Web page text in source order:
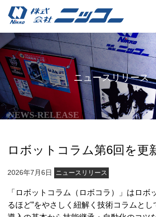
NEWS-RELEASE
ニュースリリース
ロボットコラム第6回を更
2026年7月6日 ニュースリリース
「ロボットコラム（ロボコラ）」はロボ
るほど”をやさしく紐解く技術コラムとし